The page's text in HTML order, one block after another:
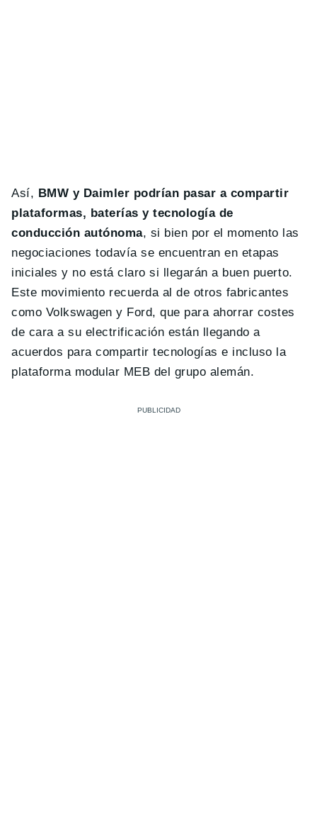
Así, BMW y Daimler podrían pasar a compartir
plataformas, baterías y tecnología de
conducción autónoma, si bien por el momento las
negociaciones todavía se encuentran en etapas
iniciales y no está claro si llegarán a buen puerto.
Este movimiento recuerda al de otros fabricantes
como Volkswagen y Ford, que para ahorrar costes
de cara a su electrificación están llegando a
acuerdos para compartir tecnologías e incluso la
plataforma modular MEB del grupo alemán.